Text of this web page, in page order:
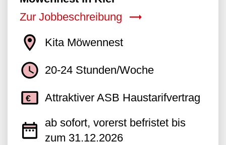
Zur Jobbeschreibung
Kita Möwennest
20-24 Stunden/Woche
Attraktiver ASB Haustarifvertrag
ab sofort, vorerst befristet bis
zum 31.12.2026